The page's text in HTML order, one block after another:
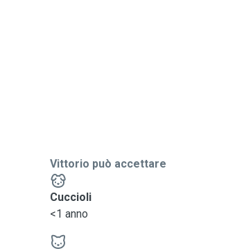
Vittorio può accettare
Cuccioli
<1 anno